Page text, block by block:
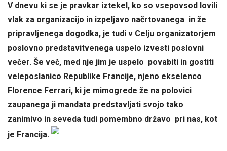
V dnevu ki se je pravkar iztekel, ko so vsepovsod lovili
vlak za organizacijo in izpeljavo načrtovanega in že
pripravljenega dogodka, je tudi v Celju organizatorjem
poslovno predstavitvenega uspelo izvesti poslovni
večer. Še več, med nje jim je uspelo povabiti in gostiti
veleposlanico Republike Francije, njeno ekselenco
Florence Ferrari, ki je mimogrede že na polovici
zaupanega ji mandata predstavljati svojo tako
zanimivo in seveda tudi pomembno državo pri nas, kot
je Francija.